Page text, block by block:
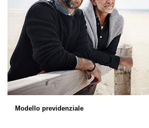
Modello previdenziale